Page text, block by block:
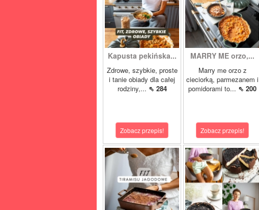
Kapusta pekińska...
Zdrowe, szybkie, proste
i tanie obiady dla całej
rodziny,... ⇖ 284
Zobacz przepis!
MARRY ME orzo,...
Marry me orzo z
cieciorką, parmezanem i
pomidorami to... ⇖ 200
Zobacz przepis!